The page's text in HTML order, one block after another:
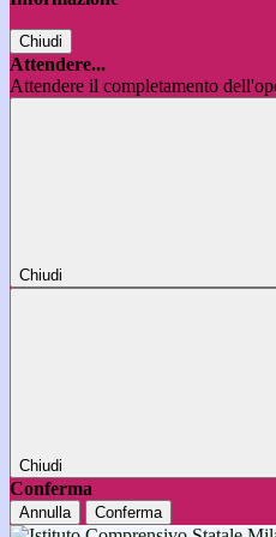
Chiudi
Attendere...
Attendere il completamento
Chiudi
Chiudi
Conferma
Annulla Conferma